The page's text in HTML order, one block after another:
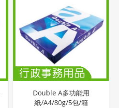
Double A多功能用
紙/A4/80g/5包/箱